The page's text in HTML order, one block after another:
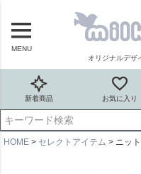
MENU
オリジナルデザ
新着商品 お気に入り
HOME セレクトアイテム ニッ